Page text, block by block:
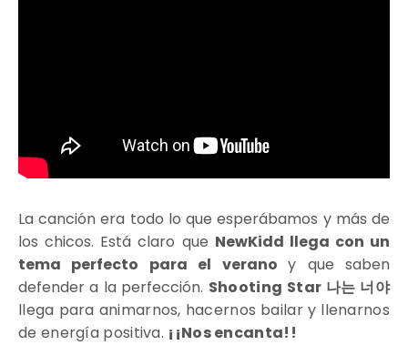
La canción era todo lo que esperábamos y más de
los chicos. Está claro que NewKidd llega con un
tema perfecto para el veranoy que saben
defender a la perfección. Shooting Star 나는 너야
llega para animarnos, hacernos bailar y llenarnos
de energía positiva. ¡¡Nos encanta!!